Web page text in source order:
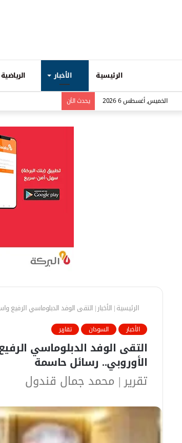
الرئيسية الأخبار الرياضية
الخميس, أغسطس 6 2026 يحدث الاَن
الرئيسية| الأخبار| التقى الوفد الدبلوماسي الرفيع
الأخبار السودان تقارير
التقى الوفد الدبلوماسي
الأوروبي.. رسائل حاسمة
تقرير | محمد جمال قندول